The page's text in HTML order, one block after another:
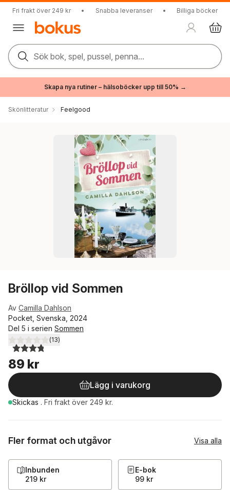
Fri frakt över 249 kr • Snabba leveranser • Billiga böcker
Sök bok, spel, pussel, penna...
Skapa nya rutiner – hälsoböcker upp till 50% →
Skönlitteratur Feelgood
Bröllop vid Sommen
Av Camilla Dahlson
Pocket, Svenska, 2024
Del 5 i serien Sommen
3,8utav 5 stjärnor. Totalt antal röster:
(13)
89 kr
Lägg i varukorg
Skickas . Fri frakt över 249 kr.
Fler format och utgåvor Visa alla
Inbunden
219 kr
E-bok
99 kr